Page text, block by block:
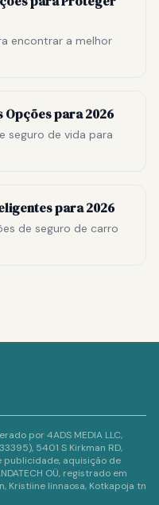
encontrar a melhor
Opções para 2026
seguro de vida para
para 2026
de seguro de carro
por 4ADS MEDIA LLC,
5401 S Kirkman RD,
publicidade, aquisição de
OÜ, registrado em
Kristiine linnaosa, Kotkapoja tn